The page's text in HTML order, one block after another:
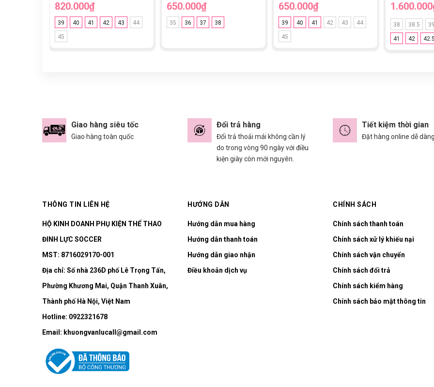
820.000₫
39 40 41 42 43 44
45
650.000₫
35 36 37 38
650.000₫
39 40 41 42 43 44
45
38 38.5 39
41 42 42.5
Giao hàng siêu tốc
Giao hàng toàn quốc
Đổi trả hàng
Đổi trả thoải mái không cần lý
do trong vòng 90 ngày với điều
kiện giày còn mới nguyên.
Tiết kiệm thời gian
Đặt hàng online dễ dàng
THÔNG TIN LIÊN HỆ
HỘ KINH DOANH PHỤ KIỆN THỂ THAO
ĐINH LỰC SOCCER
MST: 8716029170-001
Địa chỉ: Số nhà 236D phố Lê Trọng Tấn,
Phường Khương Mai, Quận Thanh Xuân,
Thành phố Hà Nội, Việt Nam
Hotline: 0922321678
Email: khuongvanlucall@gmail.com
HƯỚNG DẪN
Hướng dẫn mua hàng
Hướng dẫn thanh toán
Hướng dẫn giao nhận
Điều khoản dịch vụ
CHÍNH SÁCH
Chính sách thanh toán
Chính sách xử lý khiếu nại
Chính sách vận chuyển
Chính sách đổi trả
Chính sách kiểm hàng
Chính sách bảo mật thông tin